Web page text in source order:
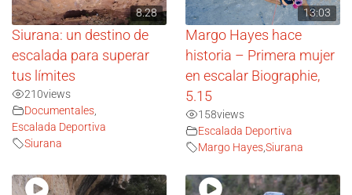
8.28
Siurana: un destino de
escalada para superar
tus límites
210views
Documentales,
Escalada Deportiva
Siurana
13:03
Margo Hayes hace
historia – Primera mujer
en escalar Biographie,
5.15
158views
Escalada Deportiva
Margo Hayes,Siurana